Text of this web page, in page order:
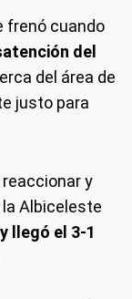
frenó cuando
del
del área de
justo para
y
Albiceleste
llegó el 3-1